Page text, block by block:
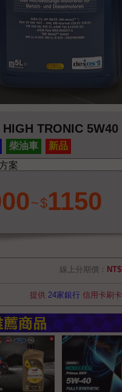
TRONIC
柴油車 新品
~$1150
線上分期價：
提供 24家銀行 信用卡刷